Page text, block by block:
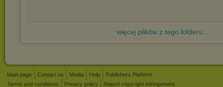
więcej plików z tego folderu...
Main page Contact us Media Help
Publishers Platform
Terms and conditions
Privacy policy Report copyright infringement